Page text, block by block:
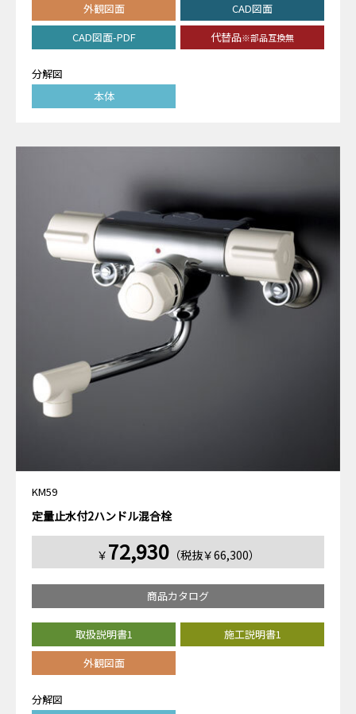
外観図面
CAD図面
CAD図面-PDF
代替品※部品互換無
分解図
本体
KM59
定量止水付2ハンドル混合栓
￥ 72,930（税抜￥66,300）
商品カタログ
取扱説明書1
施工説明書1
外観図面
分解図